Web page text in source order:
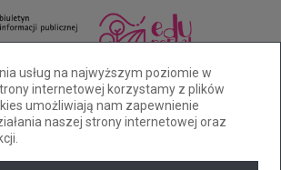
usług na najwyższym poziomie w
internetowej korzystamy z plików
umożliwiają nam zapewnienie
naszej strony internetowej oraz
84
sp32@cuw.bielsko-biala.pl
Biała, ul. Cieszyńska 393
Deklaracja dostępności
Tryb wysokiego kontrastu